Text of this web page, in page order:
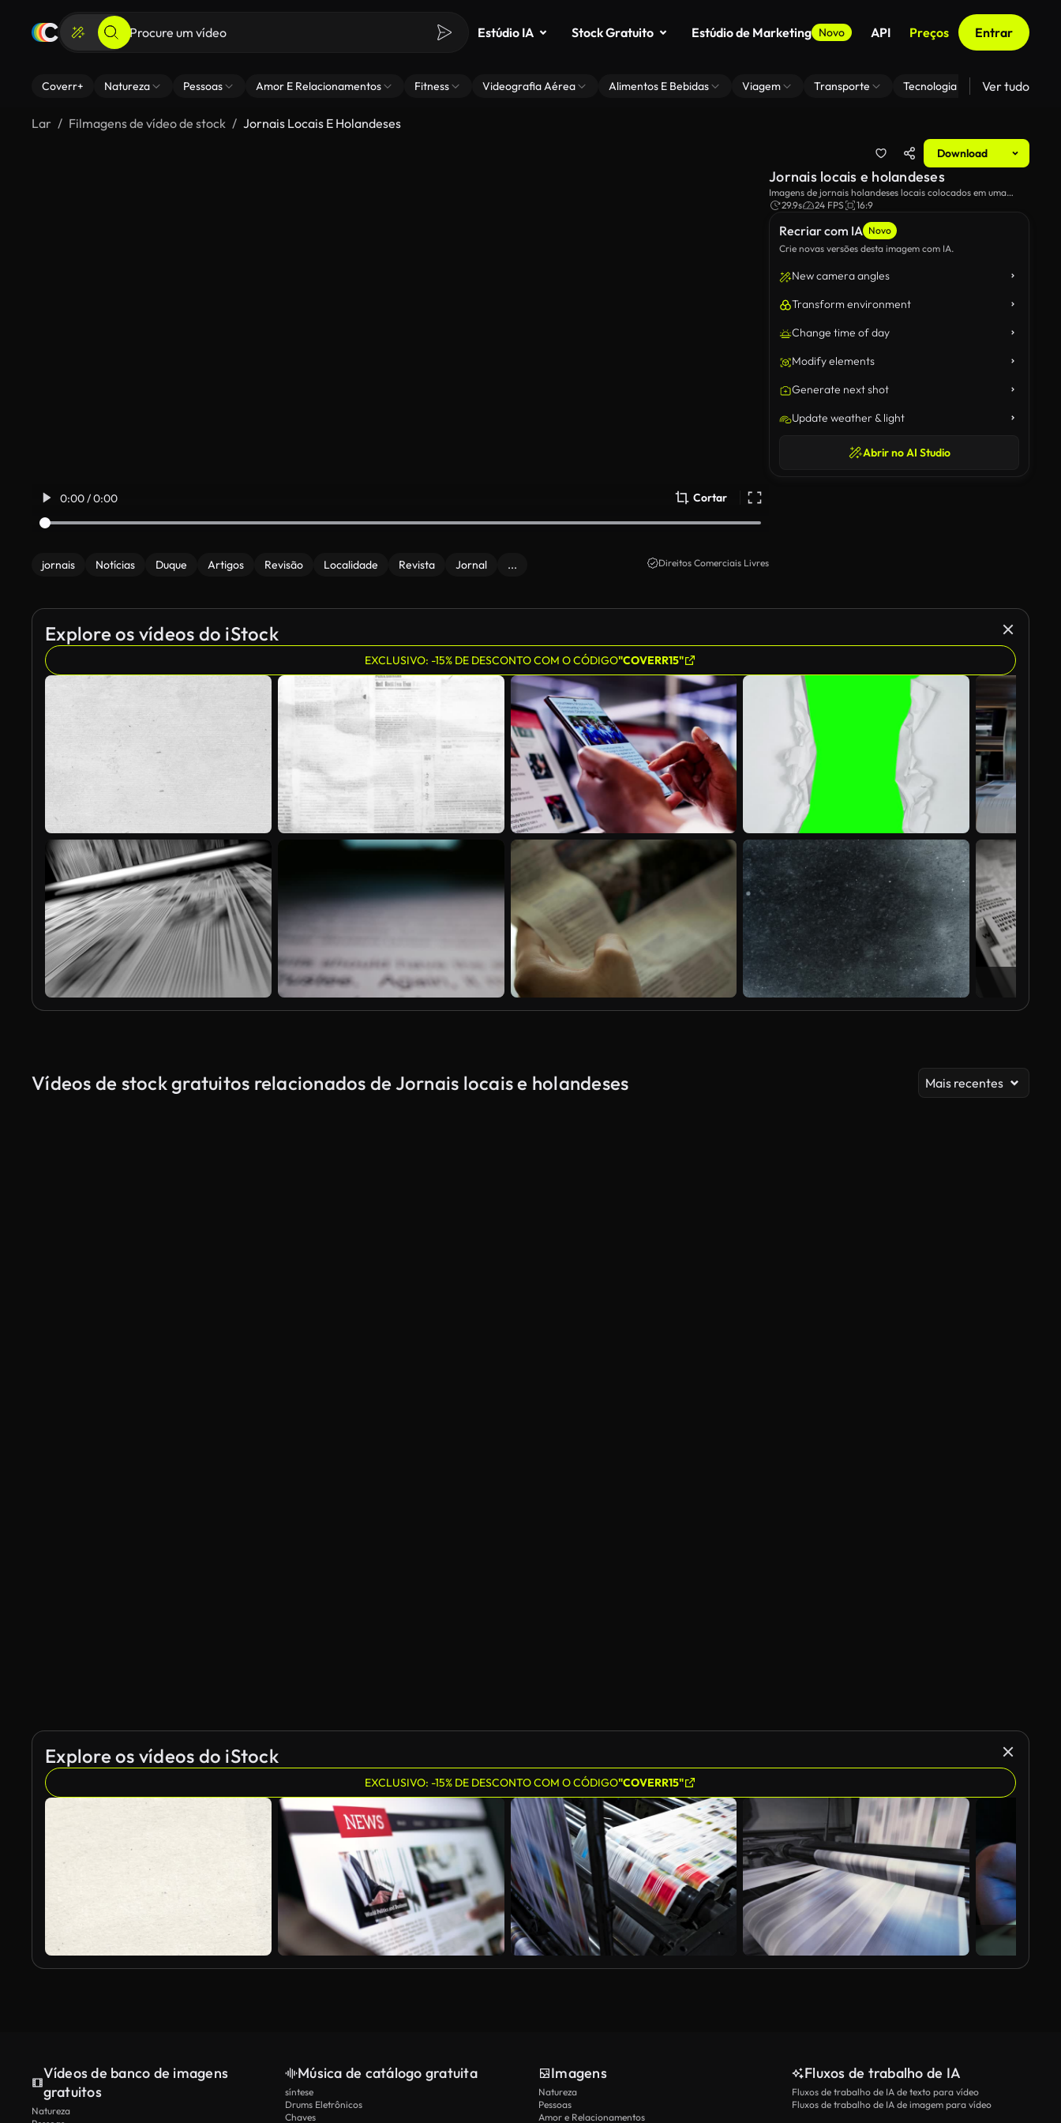
Estúdio IA Stock Gratuito Estúdio de Marketing Novo API Preços Entrar
Coverr+ Natureza Pessoas Amor E Relacionamentos Fitness Videografia Aérea Alimentos E Bebidas Viagem Transporte Tecnologia Zoom De
Ver tudo
Lar Filmagens de vídeo de stock Jornais Locais E Holandeses
Download
0:00 / 0:00 Cortar
jornais Notícias Duque Artigos Revisão Localidade Revista Jornal ... Direitos Comerciais Livres
Recriar com IA Novo
Crie novas versões desta imagem com IA.
New camera angles
Transform environment
Change time of day
Modify elements
Generate next shot
Update weather & light
Abrir no AI Studio
Jornais locais e holandeses
Imagens de jornais holandeses locais colocados em uma
mesa.29.9s 24 FPS 16:9
Explore os vídeos do iStock
EXCLUSIVO: -15% DE DESCONTO COM O CÓDIGO"COVERR15"
Vídeos de stock gratuitos relacionados de Jornais locais e holandeses Mais recentes
Explore os vídeos do iStock
EXCLUSIVO: -15% DE DESCONTO COM O CÓDIGO"COVERR15"
Vídeos de banco de imagens
gratuitos
Natureza
Música de catálogo gratuita
síntese
Drums Eletrônicos
Chaves
Imagens
Natureza
Pessoas
Amor e Relacionamentos
Fluxos de trabalho de IA
Fluxos de trabalho de IA de texto para vídeo
Fluxos de trabalho de IA de imagem para vídeo